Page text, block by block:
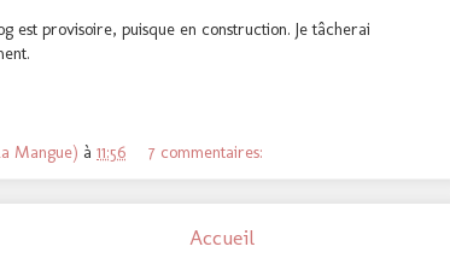
est provisoire, puisque en construction. Je tâcherai
Mangue) à 11:56 7 commentaires:
Accueil